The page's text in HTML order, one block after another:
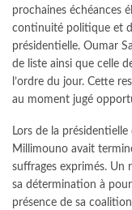
prochaines échéances
continuité politique et
présidentielle. Oumar
de liste ainsi que celle
l’ordre du jour. Cette
au moment jugé
Lors de la
Millimouno avait
suffrages exprimés. Un
sa détermination à
présence de sa